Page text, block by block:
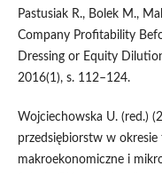
Pastusiak R., Bolek M.,
Company Profitability
Dressing or Equity
2016(1), s. 112–124.
Wojciechowska U. (red.)
przedsiębiorstw w
makroekonomiczne i